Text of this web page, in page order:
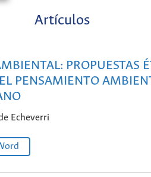
Artículos
PROPUESTAS
PENSAMIENTO
Echeverri